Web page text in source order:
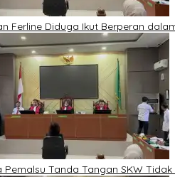
Ferline Diduga Ikut Berperan
Pemalsu Tanda Tangan SKW